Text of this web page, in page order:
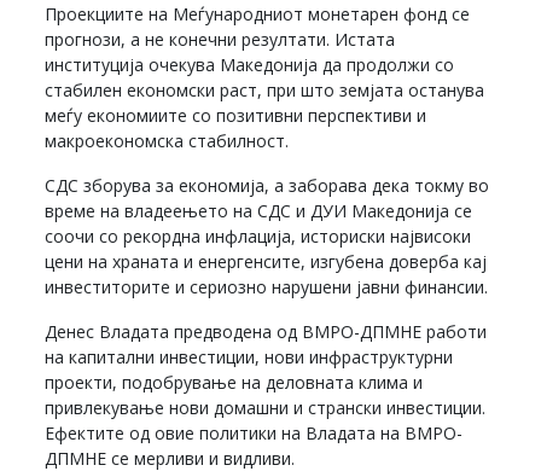
Проекциите на Меѓународниот монетарен фонд се
прогнози, а не конечни резултати. Истата
институција очекува Македонија да продолжи со
стабилен економски раст, при што земјата останува
меѓу економиите со позитивни перспективи и
макроекономска стабилност.
СДС зборува за економија, а заборава дека токму во
време на владеењето на СДС и ДУИ Македонија се
соочи со рекордна инфлација, историски највисоки
цени на храната и енергенсите, изгубена доверба кај
инвеститорите и сериозно нарушени јавни финансии.
Денес Владата предводена од ВМРО-ДПМНЕ работи
на капитални инвестиции, нови инфраструктурни
проекти, подобрување на деловната клима и
привлекување нови домашни и странски инвестиции.
Ефектите од овие политики на Владата на ВМРО-
ДПМНЕ се мерливи и видливи.